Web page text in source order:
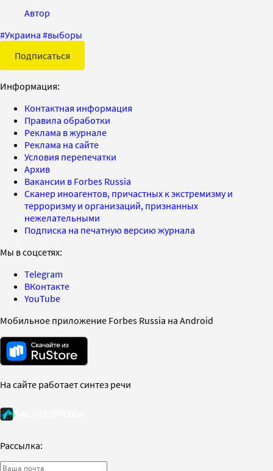
Автор
#Украина #выборы
Подписаться
Информация:
Контактная информация
Правила обработки
Реклама в журнале
Реклама на сайте
Условия перепечатки
Архив
Вакансии в Forbes Russia
Сканер иноагентов, причастных к экстремизму и
терроризму и организаций, признанных
нежелательными
Подписка на печатную версию журнала
Мы в соцсетях:
Telegram
ВКонтакте
YouTube
Мобильное приложение Forbes Russia на Android
На сайте работает синтез речи
Рассылка: